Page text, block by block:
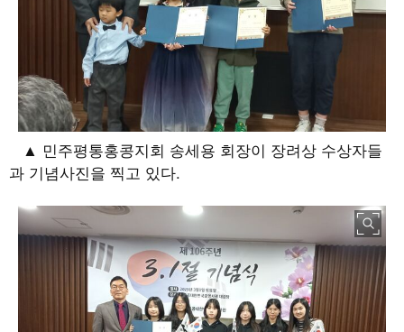
▲ 민주평통홍콩지회 송세용 회장이 장려상 수상자들
과 기념사진을 찍고 있다.